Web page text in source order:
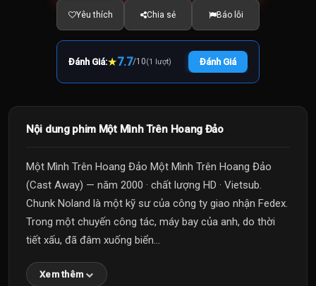
Yêu thích Chia sẻ Báo lỗi
Đánh Giá:★7.7/10(1 lượt) Đánh Giá
Nội dung phim Một Mình Trên Hoang Đảo
Một Mình Trên Hoang Đảo Một Mình Trên Hoang Đảo
(Cast Away) — năm 2000 · chất lượng HD · Vietsub.
Chunk Noland là một kỹ sư của công ty giao nhận Fedex.
Trong một chuyến công tác, máy bay của anh, do thời
tiết xấu, đã đâm xuống biển...
Xem thêm